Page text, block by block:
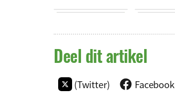
Deel dit artikel
(Twitter) Facebook